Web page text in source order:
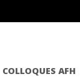
COLLOQUES AFH